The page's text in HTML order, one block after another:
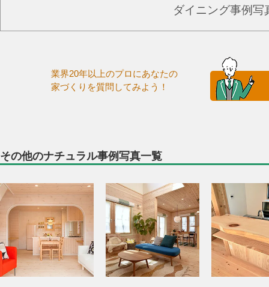
ダイニング事例写
業界20年以上のプロにあなたの
家づくりを質問してみよう！
その他のナチュラル事例写真一覧